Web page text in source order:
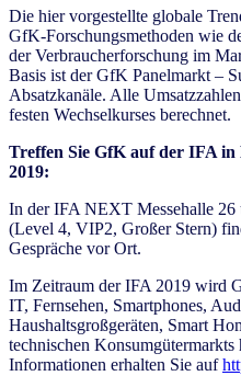
Die hier vorgestellte globale
GfK-Forschungsmethoden wie
der Verbraucherforschung im
Basis ist der GfK Panelmarkt –
Absatzkanäle. Alle
festen Wechselkurses berechnet.
Treffen Sie GfK auf der IFA in
2019:
In der IFA NEXT Messehalle
(Level 4, VIP2, Großer Stern)
Gespräche vor Ort.
Im Zeitraum der IFA 2019 wird
IT, Fernsehen, Smartphones,
Haushaltsgroßgeräten, Smart
technischen Konsumgütermarkts
Informationen erhalten Sie auf